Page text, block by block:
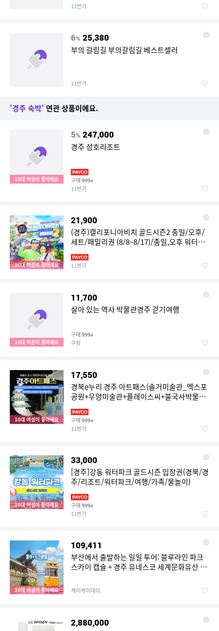
11번가
6% 25,380
부의 갈림길 부의갈림길 베스트셀러
11번가
'경주 숙박' 연관 상품이에요.
10대 여성이 좋아해요
5% 247,000
경주 성호리조트
구매 999+
11번가
10대 여성이 좋아해요
21,900
(경주)캘리포니아비치 골드시즌2 종일/오후/
세트/패밀리권 (8/8~8/17)/종일,오후 워터파
크 입장권
11번가
10대 여성이 좋아해요
11,700
살아 있는 역사 박물관경주 걷기여행
구매 999+
쿠팡
10대 여성이 좋아해요
17,550
경북e누리 경주 아트패스(솔거미술관_엑스포
공원+우양미술관+플레이스씨+불국사박물관)
경주여행 경주미술관여행
구매 999+
11번가
10대 여성이 좋아해요
33,000
[경주]강동 워터파크 골드시즌 입장권(경북/경
주/리조트/워터파크/여행/가족/물놀이)
구매 999+
11번가
10대 여성이 좋아해요
109,411
부산에서 출발하는 일일 투어: 블루라인 파크
스카이 캡슐 + 경주 유네스코 세계문화유산 일
케이케이데이
2,880,000